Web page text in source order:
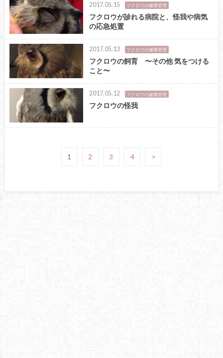
2017.05.15 フクロウの健康管理
フクロウが診れる病院と、怪我や病気
の応急処置
2017.05.13 フクロウの健康管理
フクロウの飼育 〜その他 気をつける
こと〜
2017.05.12 フクロウの健康管理
フクロウの怪我
1 2 3 4 >